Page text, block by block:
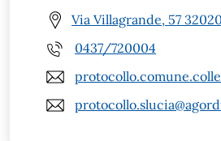
Via Villagrande, 57
0437/720004